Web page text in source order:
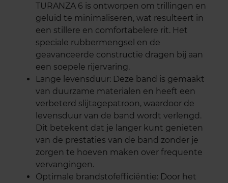
TURANZA 6 is ontworpen om trillingen en
geluid te minimaliseren, wat resulteert in
een stillere en comfortabelere rit. Het
speciale rubbermengsel en de
geavanceerde constructie dragen bij aan
een soepele rijervaring.
Lange levensduur: Deze band is gemaakt
van duurzame materialen en heeft een
verbeterd slijtagepatroon, waardoor de
levensduur van de band wordt verlengd.
Dit betekent dat je langer kunt genieten
van de prestaties van de band zonder je
zorgen te hoeven maken over frequente
vervangingen.
Optimale brandstofefficiëntie: Door het